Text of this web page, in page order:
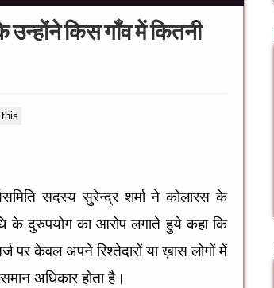
उन्होंने किस गाँव में कितनी
सदस्य सुरेन्द्र शर्मा ने कोलारस के
के दुरुपयोग का आरोप लगाते हुये कहा कि
पर केवल अपने रिश्तेदारों या ख़ास लोगों में
अधिकार होता है।